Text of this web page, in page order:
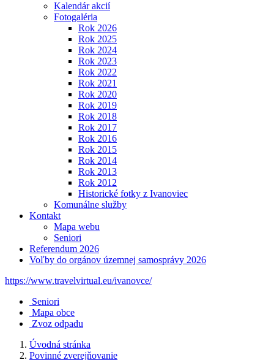
Kalendár akcií
Fotogaléria
Rok 2026
Rok 2025
Rok 2024
Rok 2023
Rok 2022
Rok 2021
Rok 2020
Rok 2019
Rok 2018
Rok 2017
Rok 2016
Rok 2015
Rok 2014
Rok 2013
Rok 2012
Historické fotky z Ivanoviec
Komunálne služby
Kontakt
Mapa webu
Seniori
Referendum 2026
Voľby do orgánov územnej samosprávy 2026
https://www.travelvirtual.eu/ivanovce/
Seniori
Mapa obce
Zvoz odpadu
Úvodná stránka
Povinné zverejňovanie